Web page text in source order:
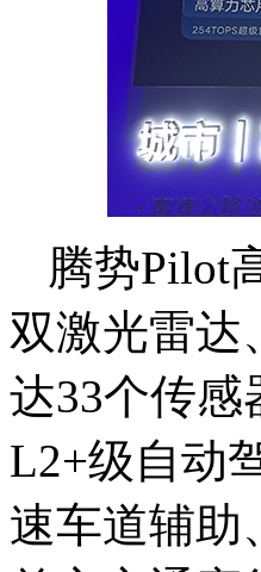
腾势Pilot
双激光雷达
达33个传
L2+级自动
速车道辅助